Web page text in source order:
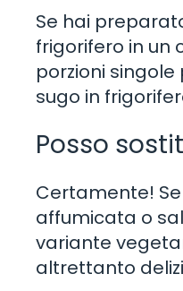
Se hai
frigorifero in un
porzioni
sugo in
Posso
Certamente!
affumicata o
variante
altrettanto